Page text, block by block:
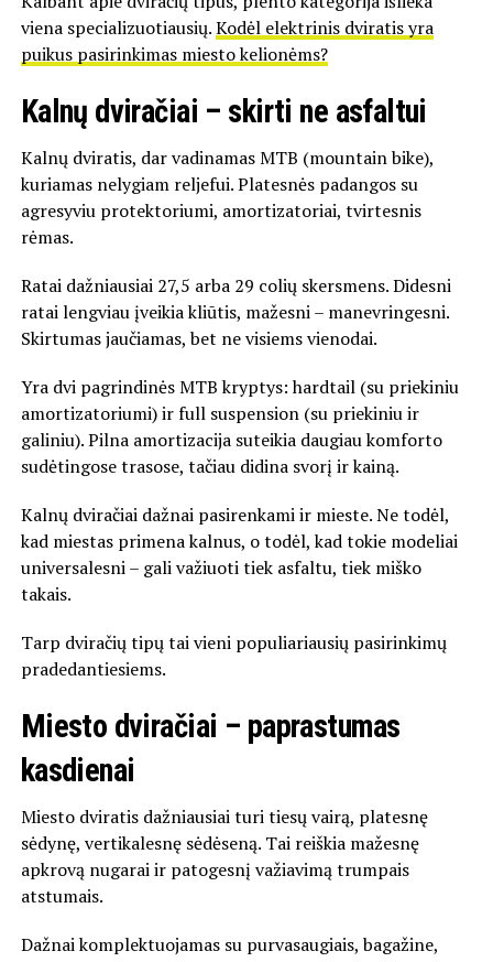
viena specializuotiausių.Kodėl elektrinis dviratis yra
puikus pasirinkimas miesto kelionėms?
Kalnų dviračiai – skirti ne asfaltui
Kalnų dviratis, dar vadinamas MTB (mountain bike),
kuriamas nelygiam reljefui. Platesnės padangos su
agresyviu protektoriumi, amortizatoriai, tvirtesnis
rėmas.
Ratai dažniausiai 27,5 arba 29 colių skersmens. Didesni
ratai lengviau įveikia kliūtis, mažesni – manevringesni.
Skirtumas jaučiamas, bet ne visiems vienodai.
Yra dvi pagrindinės MTB kryptys: hardtail (su priekiniu
amortizatoriumi) ir full suspension (su priekiniu ir
galiniu). Pilna amortizacija suteikia daugiau komforto
sudėtingose trasose, tačiau didina svorį ir kainą.
Kalnų dviračiai dažnai pasirenkami ir mieste. Ne todėl,
kad miestas primena kalnus, o todėl, kad tokie modeliai
universalesni – gali važiuoti tiek asfaltu, tiek miško
takais.
Tarp dviračių tipų tai vieni populiariausių pasirinkimų
pradedantiesiems.
Miesto dviračiai – paprastumas
kasdienai
Miesto dviratis dažniausiai turi tiesų vairą, platesnę
sėdynę, vertikalesnę sėdėseną. Tai reiškia mažesnę
apkrovą nugarai ir patogesnį važiavimą trumpais
atstumais.
Dažnai komplektuojamas su purvasaugiais, bagažine,